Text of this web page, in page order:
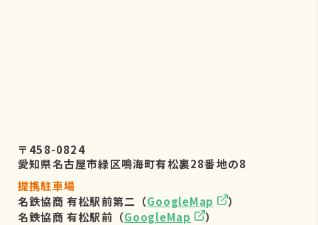
〒458-0824
愛知県名古屋市緑区鳴海町有松裏28番地の8
提携駐車場
名鉄協商 有松駅前第二（GoogleMap
）
名鉄協商 有松駅前（GoogleMap
）